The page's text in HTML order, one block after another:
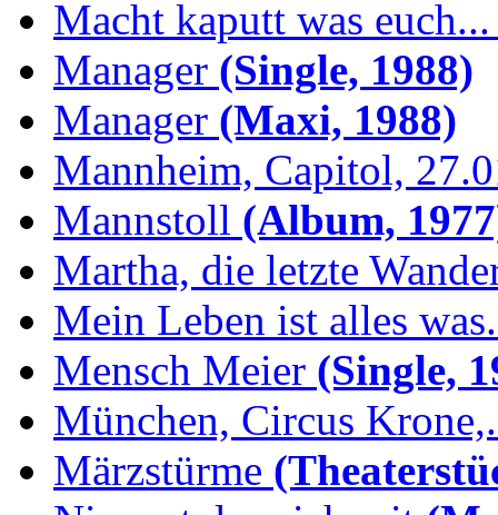
Macht kaputt was euch...
Manager (Single, 1988)
Manager (Maxi, 1988)
Mannheim, Capitol,
Mannstoll (Album,
Martha, die letzte
Mein Leben ist alles
Mensch Meier (Single,
München, Circus
Märzstürme